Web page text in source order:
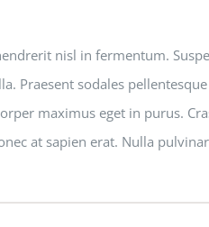
nisl in fermentum.
Praesent sodales
maximus eget in purus.
at sapien erat. Nulla